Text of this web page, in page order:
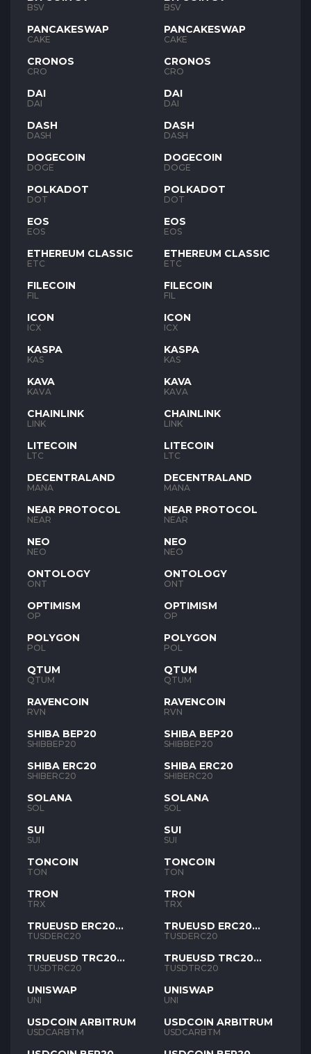
BSV
PANCAKESWAP
CAKE
CRONOS
CRO
DAI
DAI
DASH
DASH
DOGECOIN
DOGE
POLKADOT
DOT
EOS
EOS
ETHEREUM CLASSIC
ETC
FILECOIN
FIL
ICON
ICX
KASPA
KAS
KAVA
KAVA
CHAINLINK
LINK
LITECOIN
LTC
DECENTRALAND
MANA
NEAR PROTOCOL
NEAR
NEO
NEO
ONTOLOGY
ONT
OPTIMISM
OP
POLYGON
POL
QTUM
QTUM
RAVENCOIN
RVN
SHIBA BEP20
SHIBBEP20
SHIBA ERC20
SHIBERC20
SOLANA
SOL
SUI
SUI
TONCOIN
TON
TRON
TRX
TRUEUSD ERC20
TUSD
TUSDERC20
TRUEUSD TRC20
TUSD
TUSDTRC20
UNISWAP
UNI
USDCOIN ARBITRUM
USDCARBTM
BSV
PANCAKESWAP
CAKE
CRONOS
CRO
DAI
DAI
DASH
DASH
DOGECOIN
DOGE
POLKADOT
DOT
EOS
EOS
ETHEREUM CLASSIC
ETC
FILECOIN
FIL
ICON
ICX
KASPA
KAS
KAVA
KAVA
CHAINLINK
LINK
LITECOIN
LTC
DECENTRALAND
MANA
NEAR PROTOCOL
NEAR
NEO
NEO
ONTOLOGY
ONT
OPTIMISM
OP
POLYGON
POL
QTUM
QTUM
RAVENCOIN
RVN
SHIBA BEP20
SHIBBEP20
SHIBA ERC20
SHIBERC20
SOLANA
SOL
SUI
SUI
TONCOIN
TON
TRON
TRX
TRUEUSD ERC20
TUSD
TUSDERC20
TRUEUSD TRC20
TUSD
TUSDTRC20
UNISWAP
UNI
USDCOIN ARBITRUM
USDCARBTM